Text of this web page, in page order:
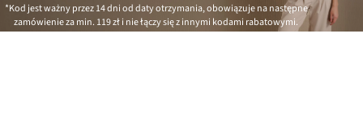
*Kod jest ważny przez 14 dni od daty otrzymania, obowiązuje na następne
zamówienie za min. 119 złi nie łączy się z innymi kodami rabatowymi.